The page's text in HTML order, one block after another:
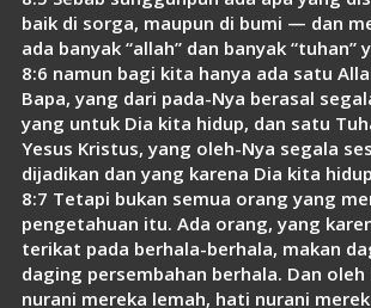
baik di sorga, maupun di bumi — dan
ada banyak “allah” dan banyak
8:6 namun bagi kita hanya ada satu
Bapa, yang dari pada-Nya berasal
yang untuk Dia kita hidup, dan satu
Yesus Kristus, yang oleh-Nya segala
dijadikan dan yang karena Dia kita
8:7 Tetapi bukan semua orang yang
pengetahuan itu. Ada orang, yang
terikat pada berhala-berhala, makan
daging persembahan berhala. Dan
nurani mereka lemah, hati nurani